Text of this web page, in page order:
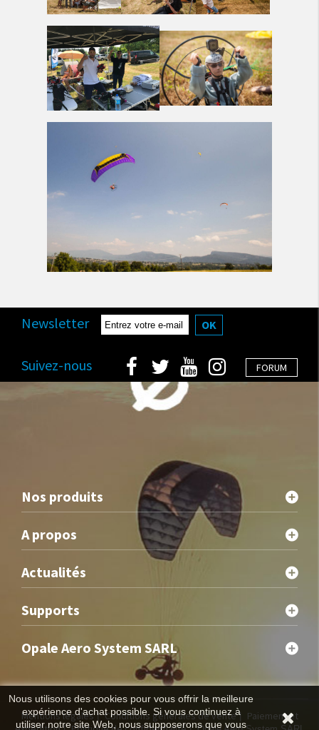
Newsletter OK
FORUM
Suivez-nous
Nos produits
A propos
Actualités
Supports
Opale Aero System SARL
Nous utilisons des cookies pour vous offrir la meilleure
expérience d'achat possible. Si vous continuez à
utiliser notre site Web, nous supposerons que vous
Mentions légales|Conditions générales de vente| Paiement et